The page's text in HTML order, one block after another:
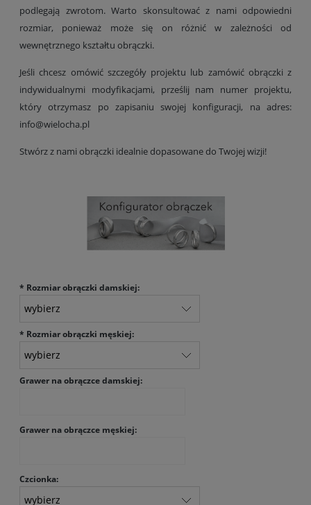
podlegają zwrotom. Warto skonsultować z nami odpowiedni
rozmiar, ponieważ może się on różnić w zależności od
wewnętrznego kształtu obrączki.
Jeśli chcesz omówić szczegóły projektu lub zamówić obrączki z
indywidualnymi modyfikacjami, prześlij nam numer projektu,
który otrzymasz po zapisaniu swojej konfiguracji, na adres:
info@wielocha.pl
Stwórz z nami obrączki idealnie dopasowane do Twojej wizji!
* Rozmiar obrączki damskiej:
* Rozmiar obrączki męskiej:
Grawer na obrączce damskiej:
Grawer na obrączce męskiej:
Czcionka: